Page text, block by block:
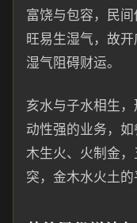
富饶与包容，民
旺易生湿气，故
湿气阻碍财运。
亥水与子水相生
动性强的业务，
木生火、火制金
突，金木水火土的